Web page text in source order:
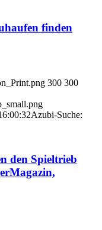
finden
300 300
Azubi-Suche:
den Spieltrieb